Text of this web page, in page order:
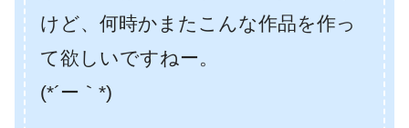
けど、何時かまたこんな作品を作っ
て欲しいですねー。
(*´ー｀*)